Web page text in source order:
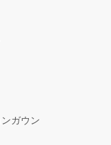
ガウン